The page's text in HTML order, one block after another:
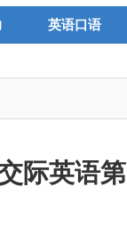
英语口语
际英语